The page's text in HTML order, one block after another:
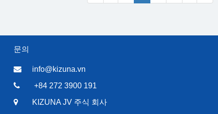
문의
info@kizuna.vn
+84 272 3900 191
KIZUNA JV 주식 회사